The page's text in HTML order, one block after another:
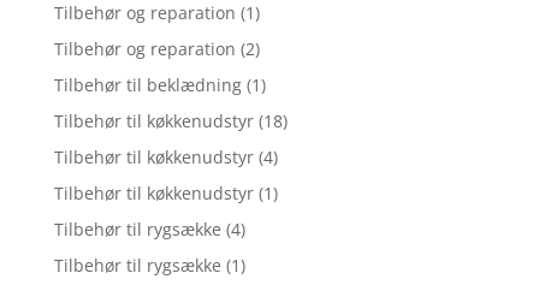
Tilbehør og reparation (1)
Tilbehør og reparation (2)
Tilbehør til beklædning (1)
Tilbehør til køkkenudstyr (18)
Tilbehør til køkkenudstyr (4)
Tilbehør til køkkenudstyr (1)
Tilbehør til rygsække (4)
Tilbehør til rygsække (1)